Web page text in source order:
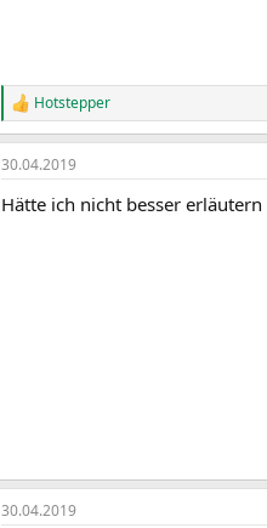
R
e
a
k
i
Hotstepper
30.04.2019
Hätte ich nicht besser
30.04.2019